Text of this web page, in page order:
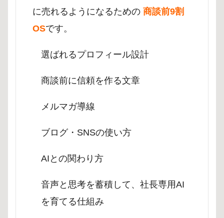
に売れるようになるための 商談前9割
OSです。
選ばれるプロフィール設計
商談前に信頼を作る文章
メルマガ導線
ブログ・SNSの使い方
AIとの関わり方
音声と思考を蓄積して、社長専用AI
を育てる仕組み